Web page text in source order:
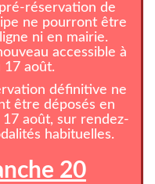
réservation de
ne pourront être
ni en mairie.
accessible à
août.
définitive ne
être déposés en
août, sur rendez-
habituelles.
20